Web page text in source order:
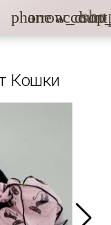
phone
Кошки